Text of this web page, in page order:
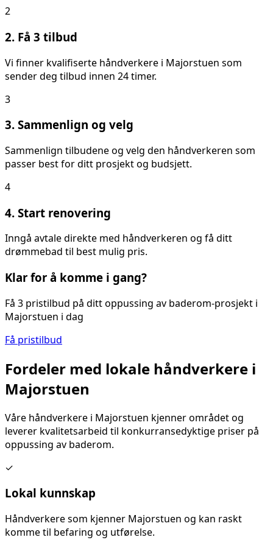
2
2. Få 3 tilbud
Vi finner kvalifiserte håndverkere i Majorstuen som
sender deg tilbud innen 24 timer.
3
3. Sammenlign og velg
Sammenlign tilbudene og velg den håndverkeren som
passer best for ditt prosjekt og budsjett.
4
4. Start renovering
Inngå avtale direkte med håndverkeren og få ditt
drømmebad til best mulig pris.
Klar for å komme i gang?
Få 3 pristilbud på dittoppussing av baderom-prosjekt i
Majorstuen i dag
Få pristilbud
Fordeler med lokale håndverkere i
Majorstuen
Våre håndverkere i Majorstuen kjenner området og
leverer kvalitetsarbeid til konkurransedyktige priser på
oppussing av baderom.
✓
Lokal kunnskap
Håndverkere som kjenner Majorstuen og kan raskt
komme til befaring og utførelse.